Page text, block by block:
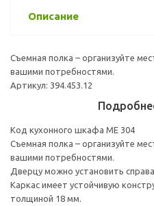
Описание
Съемная полка – организуйте
вашими потребностями.
Артикул: 394.453.12
Код кухонного шкафа ME 304
Съемная полка – организуйте
вашими потребностями.
Дверцу можно установить справа
Каркас имеет устойчивую
толщиной 18 мм.